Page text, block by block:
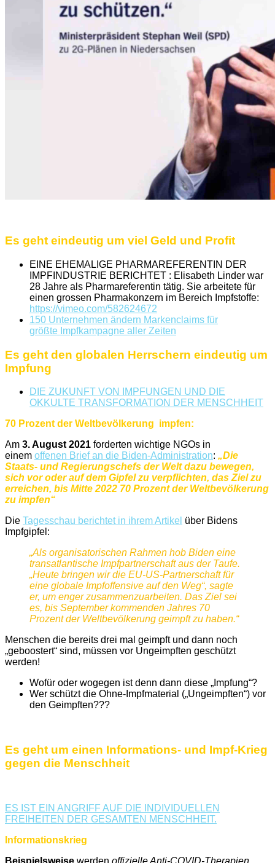
Es geht eindeutig um viel Geld und Profit
EINE EHEMALIGE PHARMAREFERENTIN DER
IMPFINDUSTRIE BERICHTET : Elisabeth Linder war
28 Jahre als Pharmareferentin tätig. Sie arbeitete für
einen grossen Pharmakonzern im Bereich Impfstoffe:
https://vimeo.com/582624672
150 Unternehmen ändern Markenclaims für
größte Impfkampagne aller Zeiten
Es geht den globalen Herrschern eindeutig um
Impfung
DIE ZUKUNFT VON IMPFUNGEN UND DIE
OKKULTE TRANSFORMATION DER MENSCHHEIT
70 Prozent der Weltbevölkerung impfen:
Am 3. August 2021 forderten wichtige NGOs in
einem offenen Brief an die Biden-Administration: „Die
Staats- und Regierungschefs der Welt dazu bewegen,
sich vor oder auf dem Gipfel zu verpflichten, das Ziel zu
erreichen, bis Mitte 2022 70 Prozent der Weltbevölkerung
zu impfen“
Die Tagesschau berichtet in ihrem Artikel über Bidens
Impfgipfel:
„Als organisatorischen Rahmen hob Biden eine
transatlantische Impfpartnerschaft aus der Taufe.
„Heute bringen wir die EU-US-Partnerschaft für
eine globale Impfoffensive auf den Weg“, sagte
er, um enger zusammenzuarbeiten. Das Ziel sei
es, bis September kommenden Jahres 70
Prozent der Weltbevölkerung geimpft zu haben.“
Menschen die bereits drei mal geimpft und dann noch
„geboostert“ sind, müssen vor Ungeimpften geschützt
werden!
Wofür oder wogegen ist denn dann diese „Impfung“?
Wer schützt die Ohne-Impfmaterial („Ungeimpften“) vor
den Geimpften???
Es geht um einen Informations- und Impf-Krieg
gegen die Menschheit
ES IST EIN ANGRIFF AUF DIE INDIVIDUELLEN
FREIHEITEN DER GESAMTEN MENSCHHEIT.
Informationskrieg
Beispielsweise werden offizielle Anti-COVID-Therapien